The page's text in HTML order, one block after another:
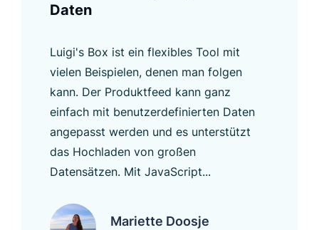
Daten
Luigi's Box ist ein flexibles Tool mit
vielen Beispielen, denen man folgen
kann. Der Produktfeed kann ganz
einfach mit benutzerdefinierten Daten
angepasst werden und es unterstützt
das Hochladen von großen
Datensätzen. Mit JavaScript...
Mariette Doosje